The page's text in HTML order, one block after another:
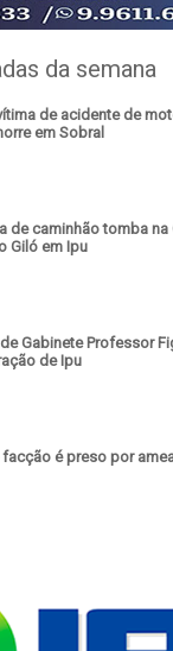
da semana
de acidente de
em Sobral
de caminhão tomba
Giló em Ipu
Gabinete Professor
de Ipu
facção é preso por